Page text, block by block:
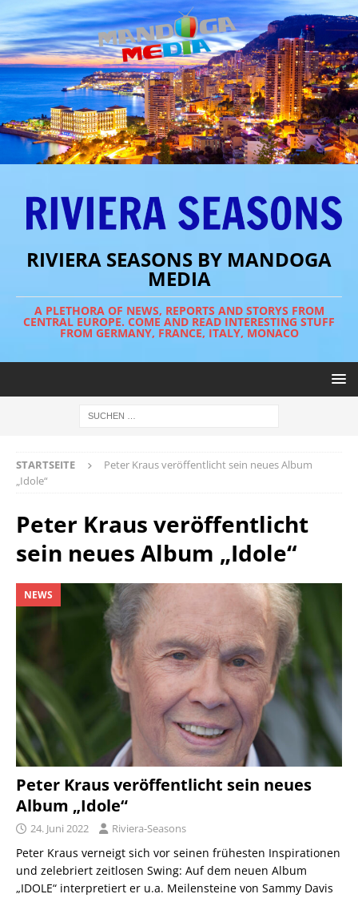
RIVIERA SEASONS BY MANDOGA
MEDIA
A PLETHORA OF NEWS, REPORTS AND STORYS FROM
CENTRAL EUROPE. COME AND READ INTERESTING STUFF
FROM GERMANY, FRANCE, ITALY, MONACO
STARTSEITE
Peter Kraus veröffentlicht sein neues Album
„Idole“
Peter Kraus veröffentlicht
sein neues Album „Idole“
NEWS
Peter Kraus veröffentlicht sein neues
Album „Idole“
24. Juni 2022 Riviera-Seasons
Peter Kraus verneigt sich vor seinen frühesten Inspirationen
und zelebriert zeitlosen Swing: Auf dem neuen Album
„IDOLE“ interpretiert er u.a. Meilensteine von Sammy Davis